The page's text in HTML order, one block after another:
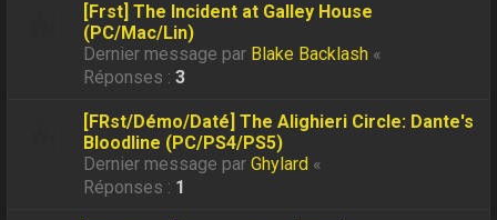
[Frst] The Incident at Galley House
(PC/Mac/Lin)
Dernier message par Blake Backlash «
Réponses :3
[FRst/Démo/Daté] The Alighieri Circle: Dante's
Bloodline (PC/PS4/PS5)
Dernier message parGhylard «
Réponses : 1